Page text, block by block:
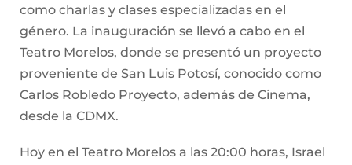
como charlas y clases especializadas en el
género. La inauguración se llevó a cabo en el
Teatro Morelos, donde se presentó un proyecto
proveniente de San Luis Potosí, conocido como
Carlos Robledo Proyecto, además de Cinema,
desde la CDMX.
Hoy en el Teatro Morelos a las 20:00 horas, Israel